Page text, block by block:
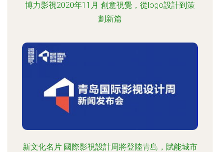
博力影視2020年11月 創意視覺，從logo設計到策
劃新篇
新文化名片 國際影視設計周將登陸青島，賦能城市